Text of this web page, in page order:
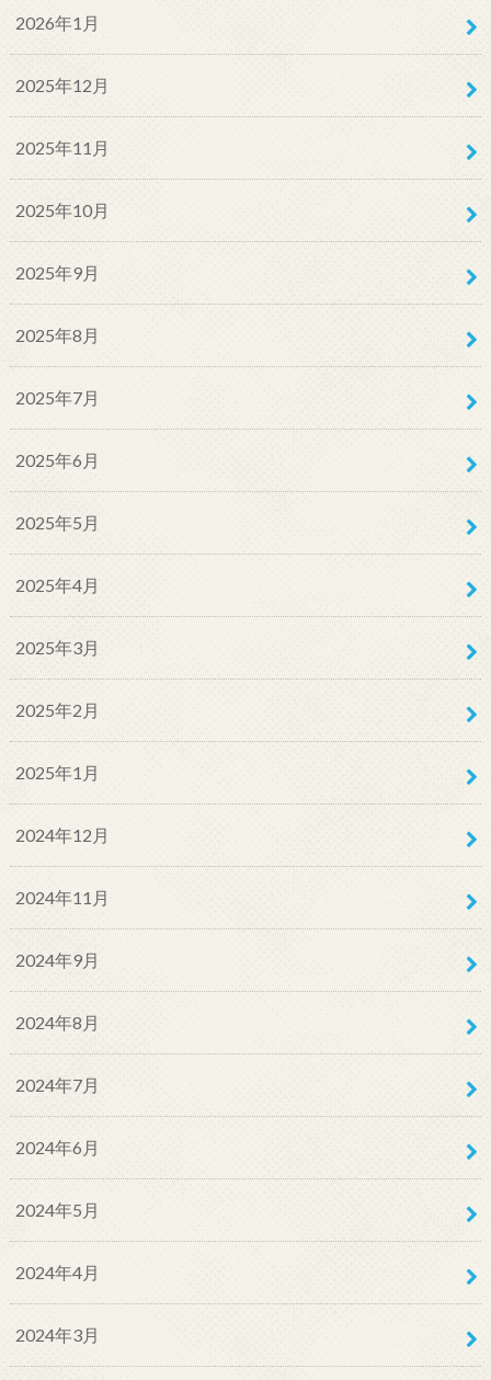
2026年1月
2025年12月
2025年11月
2025年10月
2025年9月
2025年8月
2025年7月
2025年6月
2025年5月
2025年4月
2025年3月
2025年2月
2025年1月
2024年12月
2024年11月
2024年9月
2024年8月
2024年7月
2024年6月
2024年5月
2024年4月
2024年3月